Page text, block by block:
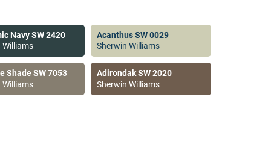
Navy SW 2420
Williams
Acanthus SW 0029
Sherwin Williams
Shade SW 7053
Williams
Adirondak SW 2020
Sherwin Williams